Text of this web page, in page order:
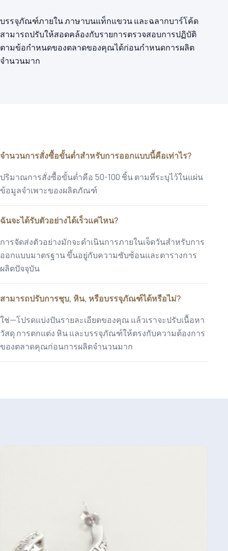
บรรจุภัณฑ์ภายใน ภาษาบนแท็กแขวน และฉลากบาร์โค้ด
สามารถปรับให้สอดคล้องกับรายการตรวจสอบการปฏิบัติ
ตามข้อกำหนดของตลาดของคุณได้ก่อนกำหนดการผลิต
จำนวนมาก
จำนวนการสั่งซื้อขั้นต่ำสำหรับการออกแบบนี้คือเท่าไร?
ปริมาณการสั่งซื้อขั้นต่ำคือ 50-100 ชิ้น ตามที่ระบุไว้ในแผ่น
ข้อมูลจำเพาะของผลิตภัณฑ์
ฉันจะได้รับตัวอย่างได้เร็วแค่ไหน?
การจัดส่งตัวอย่างมักจะดำเนินการภายในเจ็ดวันสำหรับการ
ออกแบบมาตรฐาน ขึ้นอยู่กับความซับซ้อนและตารางการ
ผลิตปัจจุบัน
สามารถปรับการชุบ, หิน, หรือบรรจุภัณฑ์ได้หรือไม่?
ใช่—โปรดแบ่งปันรายละเอียดของคุณ แล้วเราจะปรับเนื้อหา
วัสดุ การตกแต่ง หิน และบรรจุภัณฑ์ให้ตรงกับความต้องการ
ของตลาดคุณก่อนการผลิตจำนวนมาก